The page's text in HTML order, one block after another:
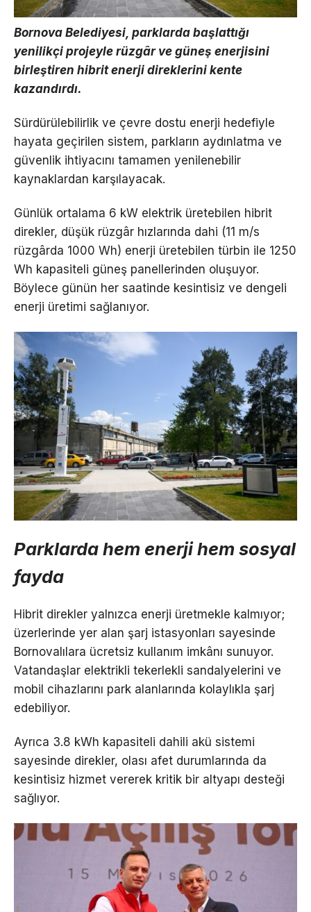
Bornova Belediyesi, parklarda başlattığı
yenilikçi projeyle rüzgâr ve güneş enerjisini
birleştiren hibrit enerji direklerini kente
kazandırdı.
Sürdürülebilirlik ve çevre dostu enerji hedefiyle
hayata geçirilen sistem, parkların aydınlatma ve
güvenlik ihtiyacını tamamen yenilenebilir
kaynaklardan karşılayacak.
Günlük ortalama 6 kW elektrik üretebilen hibrit
direkler, düşük rüzgâr hızlarında dahi (11 m/s
rüzgârda 1000 Wh) enerji üretebilen türbin ile 1250
Wh kapasiteli güneş panellerinden oluşuyor.
Böylece günün her saatinde kesintisiz ve dengeli
enerji üretimi sağlanıyor.
Parklarda hem enerji hem sosyal
fayda
Hibrit direkler yalnızca enerji üretmekle kalmıyor;
üzerlerinde yer alan şarj istasyonları sayesinde
Bornovalılara ücretsiz kullanım imkânı sunuyor.
Vatandaşlar elektrikli tekerlekli sandalyelerini ve
mobil cihazlarını park alanlarında kolaylıkla şarj
edebiliyor.
Ayrıca 3.8 kWh kapasiteli dahili akü sistemi
sayesinde direkler, olası afet durumlarında da
kesintisiz hizmet vererek kritik bir altyapı desteği
sağlıyor.